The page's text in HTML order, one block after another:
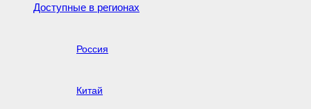
Доступные в регионах
Россия
Китай